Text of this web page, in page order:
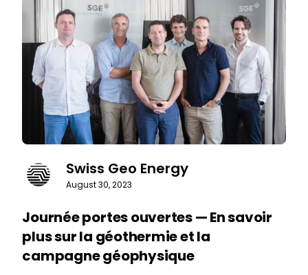
Swiss Geo Energy
August 30, 2023
Journée portes ouvertes — En savoir
plus sur la géothermie et la
campagne géophysique